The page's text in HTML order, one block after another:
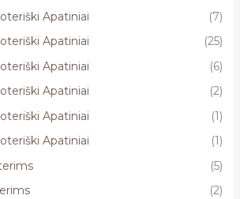
Apatiniai
(7)
Apatiniai
(25)
Apatiniai
(6)
Apatiniai
(2)
Apatiniai
(1)
Apatiniai
(1)
(5)
(2)